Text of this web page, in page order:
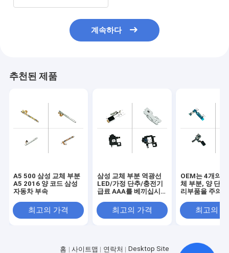
계속하다
추천된 제품
A5 500 삼성 교체 부분
A5 2016 양 코드 삼성
자동차 부속
최고의 가격
삼성 교체 부분 역광선
LED/가정 단추/충전기
급료 AAA를 베끼십시
최고의 가격
OEM는 4개의
체 부분, 양 단추
리부품을 주의
최고의
홈 사이트맵 연락처 Desktop Site